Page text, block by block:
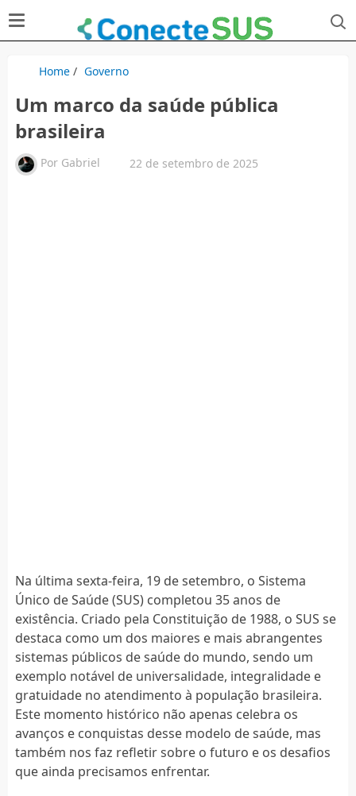
Home/ Governo
Um marco da saúde pública
brasileira
Por Gabriel 22 de setembro de 2025
Na última sexta-feira, 19 de setembro, o Sistema
Único de Saúde (SUS) completou 35 anos de
existência. Criado pela Constituição de 1988, o SUS se
destaca como um dos maiores e mais abrangentes
sistemas públicos de saúde do mundo, sendo um
exemplo notável de universalidade, integralidade e
gratuidade no atendimento à população brasileira.
Este momento histórico não apenas celebra os
avanços e conquistas desse modelo de saúde, mas
também nos faz refletir sobre o futuro e os desafios
que ainda precisamos enfrentar.